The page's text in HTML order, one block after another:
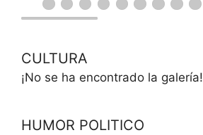
CULTURA
¡No se ha encontrado la galería!
HUMOR POLITICO